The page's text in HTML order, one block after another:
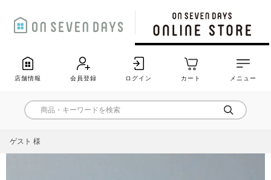
店舗情報 会員登録 ログイン カート メニュー
ゲスト 様